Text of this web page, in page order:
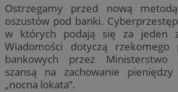
Ostrzegamy przed nową
oszustów pod banki.
w których podają się za jeden
Wiadomości dotyczą rzekomego
bankowych przez Ministerstwo
szansą na zachowanie
„nocna lokata”.